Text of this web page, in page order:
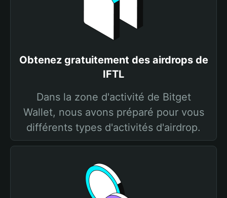
Obtenez gratuitement des airdrops de
IFTL
Dans la zone d'activité de Bitget
Wallet, nous avons préparé pour vous
différents types d'activités d'airdrop.